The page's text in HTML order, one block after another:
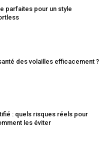
parfaites pour un style
des volailles efficacement ?
: quels risques réels pour
les éviter